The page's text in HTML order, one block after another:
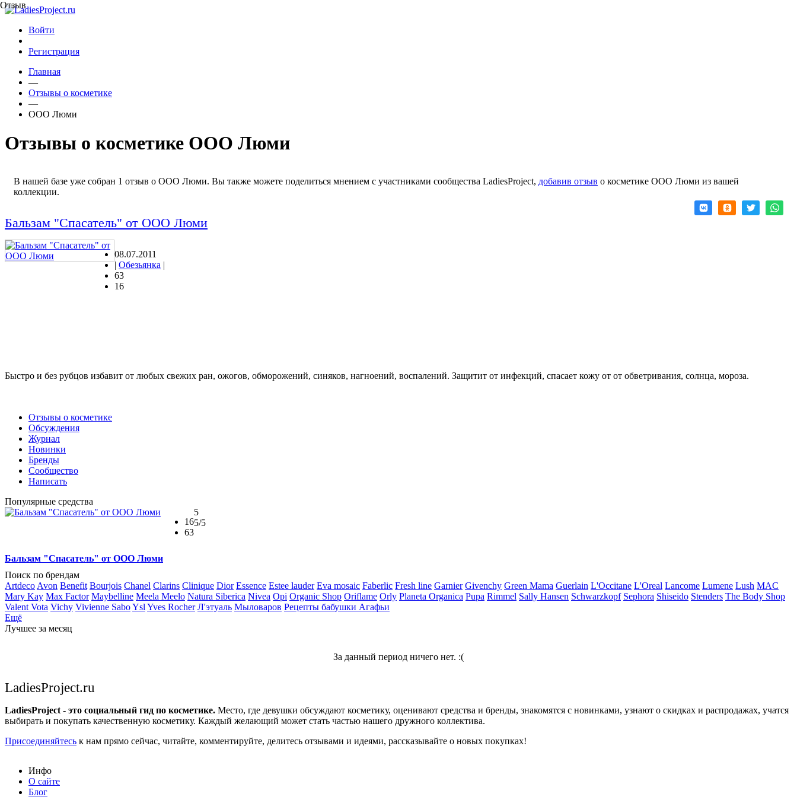
Войти
Регистрация
Главная
—
Отзывы о косметике
—
ООО Люми
Отзывы о косметике ООО Люми
В нашей базе уже собран 1 отзыв о ООО Люми. Вы также можете поделиться мнением с участниками сообщества LadiesProject, добавив отзыв о косметике ООО Люми из вашей
коллекции.
Отзыв
Бальзам "Спасатель" от OOO Люми
08.07.2011
| Обезьянка |
63
16
Быстро и без рубцов избавит от любых свежих ран, ожогов, обморожений, синяков, нагноений, воспалений. Защитит от инфекций, спасает кожу от от обветривания, солнца, мороза.
Отзывы о косметике
Обсуждения
Журнал
Новинки
Бренды
Сообщество
Написать
Популярные средства
16
63
5
5/5
Бальзам "Спасатель" от OOO Люми
Поиск по брендам
Artdeco Avon Benefit Bourjois Chanel Clarins Clinique Dior Essence Estee lauder Eva mosaic Faberlic Fresh line Garnier Givenchy Green Mama Guerlain L'Occitane L'Oreal Lancome Lumene Lush MAC
Mary Kay Max Factor Maybelline Meela Meelo Natura Siberica Nivea Opi Organic Shop Oriflame Orly Planeta Organica Pupa Rimmel Sally Hansen Schwarzkopf Sephora Shiseido Stenders The Body Shop
Valent Vota Vichy Vivienne SaboYsl Yves Rocher Л'этуаль Мыловаров Рецепты бабушки Агафьи
Ещё
Лучшее за месяц
За данный период ничего нет. :(
LadiesProject.ru
LadiesProject - это социальный гид по косметике. Место, где девушки обсуждают косметику, оценивают средства и бренды, знакомятся с новинками, узнают о скидках и распродажах, учатся
выбирать и покупать качественную косметику. Каждый желающий может стать частью нашего дружного коллектива.
Присоединяйтесь к нам прямо сейчас, читайте, комментируйте, делитесь отзывами и идеями, рассказывайте о новых покупках!
Инфо
О сайте
Блог